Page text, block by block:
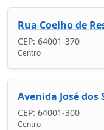
Rua Coelho de
CEP: 64001-370
Centro
Avenida José dos
CEP: 64001-300
Centro